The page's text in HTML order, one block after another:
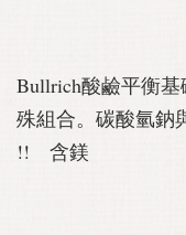
Bullrich酸鹼平衡
殊組合。碳酸氫鈉
!! 含鎂